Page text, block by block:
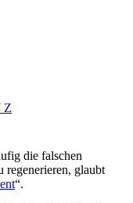
Z
die falschen
regenerieren, glaubt
“.